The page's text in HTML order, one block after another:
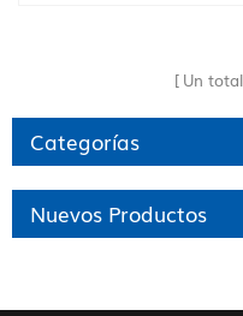
Un
Categorías
Nuevos Productos